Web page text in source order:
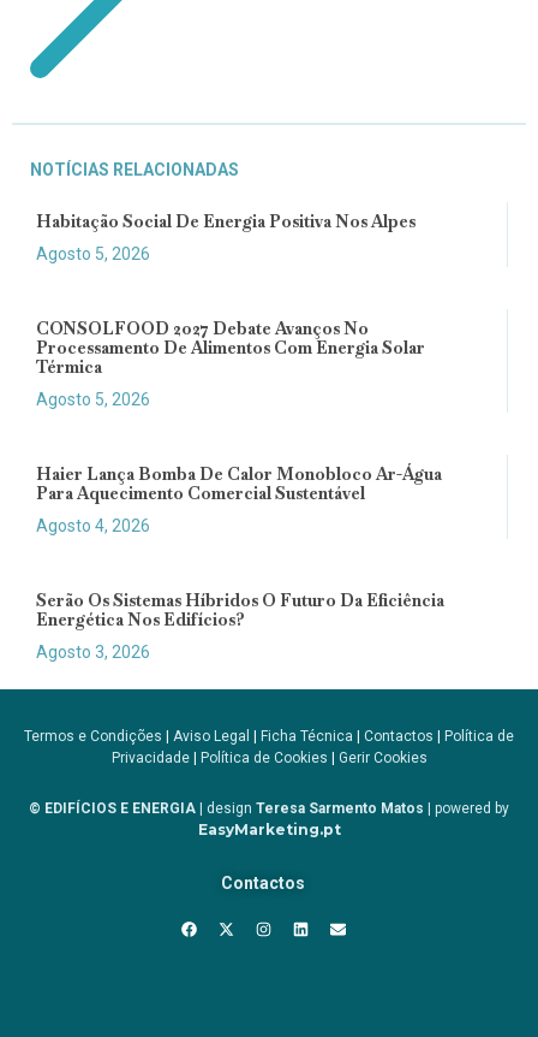
NOTÍCIAS RELACIONADAS
Habitação Social De Energia Positiva Nos Alpes
Agosto 5, 2026
CONSOLFOOD 2027 Debate Avanços No
Processamento De Alimentos Com Energia Solar
Térmica
Agosto 5, 2026
Haier Lança Bomba De Calor Monobloco Ar-Água
Para Aquecimento Comercial Sustentável
Agosto 4, 2026
Serão Os Sistemas Híbridos O Futuro Da Eficiência
Energética Nos Edifícios?
Agosto 3, 2026
Termos e Condições Aviso Legal Ficha Técnica Contactos
Política de
Privacidade| Política de Cookies Gerir Cookies
© EDIFÍCIOS E ENERGIA | design Teresa Sarmento Matos | powered by
EasyMarketing.pt
Contactos